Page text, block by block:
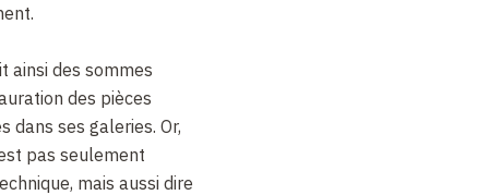
ainsi des sommes
des pièces
dans ses galeries. Or,
pas seulement
mais aussi dire